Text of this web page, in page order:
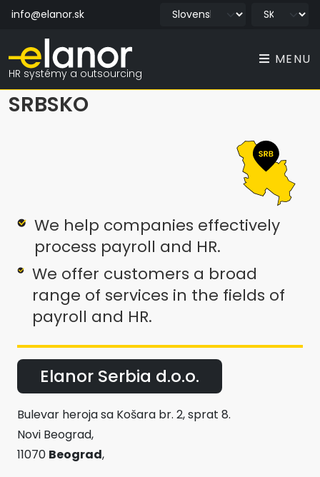
info@elanor.sk
HR systémy a outsourcing
MENU
SRBSKO
We help companies effectively
process payroll and HR.
We offer customers a broad
range of services in the fields of
payroll and HR.
Elanor Serbia d.o.o.
Bulevar heroja sa Košara br. 2, sprat 8.
Novi Beograd,
11070 Beograd,